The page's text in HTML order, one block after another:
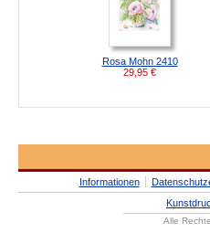
Rosa Mohn 2410
29,95 €
Informationen
Alle